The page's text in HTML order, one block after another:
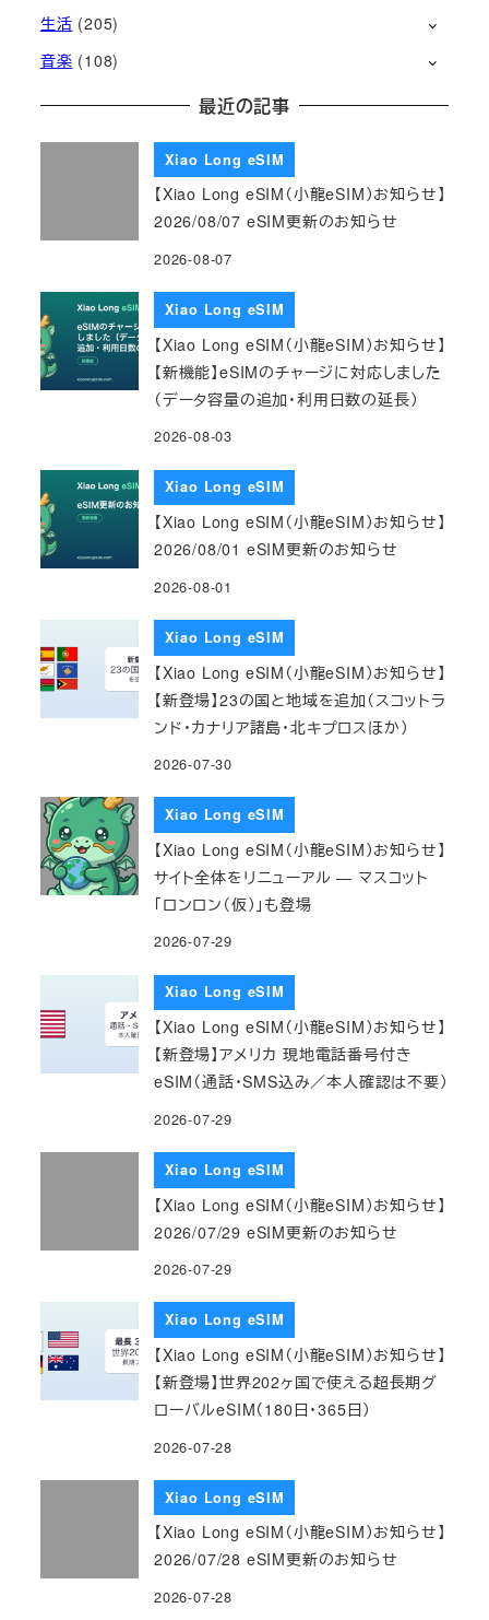
生活 (205)
音楽 (108)
最近の記事
Xiao Long eSIM
【Xiao Long eSIM（小龍eSIM）お知らせ】
2026/08/07 eSIM更新のお知らせ
2026-08-07
Xiao Long eSIM
【Xiao Long eSIM（小龍eSIM）お知らせ】
【新機能】eSIMのチャージに対応しました
（データ容量の追加・利用日数の延長）
2026-08-03
Xiao Long eSIM
【Xiao Long eSIM（小龍eSIM）お知らせ】
2026/08/01 eSIM更新のお知らせ
2026-08-01
Xiao Long eSIM
【Xiao Long eSIM（小龍eSIM）お知らせ】
【新登場】23の国と地域を追加（スコットラ
ンド・カナリア諸島・北キプロスほか）
2026-07-30
Xiao Long eSIM
【Xiao Long eSIM（小龍eSIM）お知らせ】
サイト全体をリニューアル — マスコット
「ロンロン（仮）」も登場
2026-07-29
Xiao Long eSIM
【Xiao Long eSIM（小龍eSIM）お知らせ】
【新登場】アメリカ 現地電話番号付き
eSIM（通話・SMS込み／本人確認は不要）
2026-07-29
Xiao Long eSIM
【Xiao Long eSIM（小龍eSIM）お知らせ】
2026/07/29 eSIM更新のお知らせ
2026-07-29
Xiao Long eSIM
【Xiao Long eSIM（小龍eSIM）お知らせ】
【新登場】世界202ヶ国で使える超長期グ
ローバルeSIM（180日・365日）
2026-07-28
Xiao Long eSIM
【Xiao Long eSIM（小龍eSIM）お知らせ】
2026/07/28 eSIM更新のお知らせ
2026-07-28